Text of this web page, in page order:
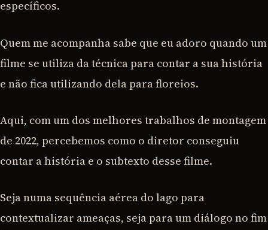
específicos.
Quem me acompanha sabe que eu adoro quando um
filme se utiliza da técnica para contar a sua história
e não fica utilizando dela para floreios.
Aqui, com um dos melhores trabalhos de montagem
de 2022, percebemos como o diretor conseguiu
contar a história e o subtexto desse filme.
Seja numa sequência aérea do lago para
contextualizar ameaças, seja para um diálogo no fim